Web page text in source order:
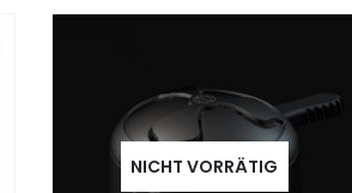
NICHT VORRÄTIG